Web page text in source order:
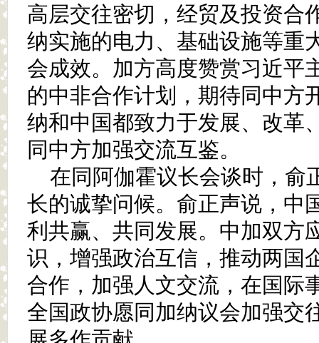
高层交往密切，经贸及投资合
纳实施的电力、基础设施等重
会成效。加方高度赞赏习近平
的中非合作计划，期待同中方
纳和中国都致力于发展、改革
同中方加强交流互鉴。
在同阿伽霍议长会谈时，俞
长的诚挚问候。俞正声说，中
利共赢、共同发展。中加双方
识，增强政治互信，推动两国
合作，加强人文交流，在国际
全国政协愿同加纳议会加强交